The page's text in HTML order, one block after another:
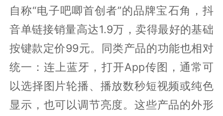
自称“电子吧唧首创者”的品牌宝石角，抖
音单链接销量高达1.9万，卖得最好的基础
按键款定价99元。同类产品的功能也相对
统一：连上蓝牙，打开App传图，通常可
以选择图片轮播、播放数秒短视频或纯色
显示，也可以调节亮度。这些产品的外形